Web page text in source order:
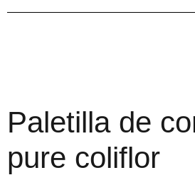
Paletilla de
pure coliflor